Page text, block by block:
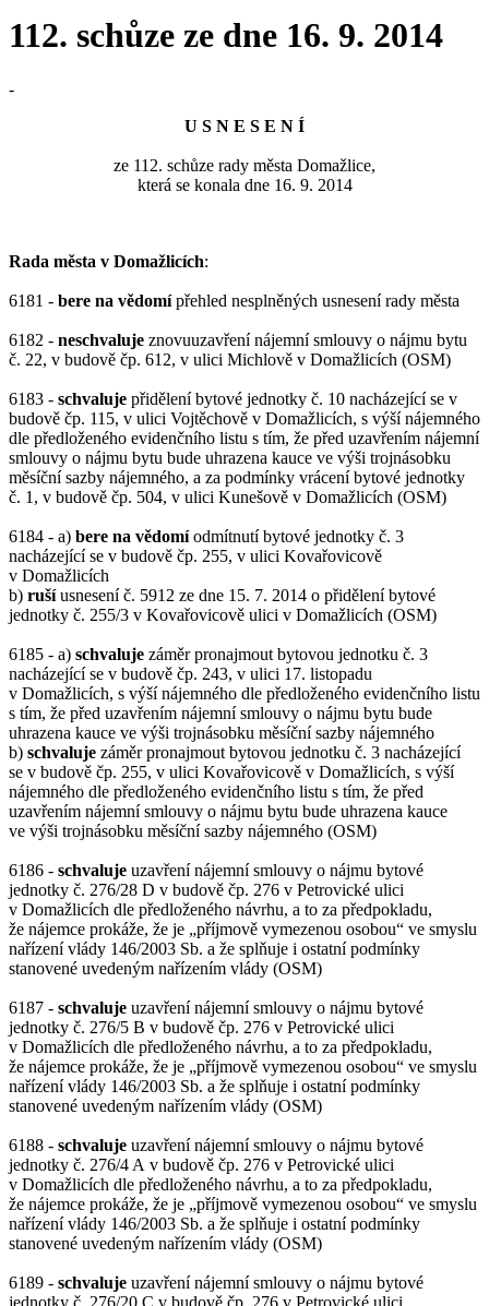
112. schůze ze dne 16. 9. 2014
-
U S N E S E N Í
ze 112. schůze rady města Domažlice,
která se konala dne 16. 9. 2014
Rada města v Domažlicích:
6181 - bere na vědomípřehled nesplněných usnesení rady města
6182 - neschvaluje znovuuzavření nájemní smlouvy o nájmu bytu
č. 22, v budově čp. 612, v ulici Michlově v Domažlicích (OSM)
6183 - schvaluje přidělení bytové jednotky č. 10 nacházející se v
budově čp. 115, v ulici Vojtěchově v Domažlicích, s výší nájemného
dle předloženého evidenčního listu s tím, že před uzavřením nájemní
smlouvy o nájmu bytu bude uhrazena kauce ve výši trojnásobku
měsíční sazby nájemného, a za podmínky vrácení bytové jednotky
č. 1, v budově čp. 504, v ulici Kunešově v Domažlicích (OSM)
6184 - a) bere na vědomíodmítnutí bytové jednotky č. 3
nacházející se v budově čp. 255, v ulici Kovařovicově
v Domažlicích
b) rušíusnesení č. 5912 ze dne 15. 7. 2014 o přidělení bytové
jednotky č. 255/3 v Kovařovicově ulici v Domažlicích (OSM)
6185 - a) schvaluje záměr pronajmout bytovou jednotku č. 3
nacházející se v budově čp. 243, v ulici 17. listopadu
v Domažlicích, s výší nájemného dle předloženého evidenčního listu
s tím, že před uzavřením nájemní smlouvy o nájmu bytu bude
uhrazena kauce ve výši trojnásobku měsíční sazby nájemného
b) schvaluje záměr pronajmout bytovou jednotku č. 3 nacházející
se v budově čp. 255, v ulici Kovařovicově v Domažlicích, s výší
nájemného dle předloženého evidenčního listu s tím, že před
uzavřením nájemní smlouvy o nájmu bytu bude uhrazena kauce
ve výši trojnásobku měsíční sazby nájemného (OSM)
6186 - schvaluje uzavření nájemní smlouvy o nájmu bytové
jednotky č. 276/28 D v budově čp. 276 v Petrovické ulici
v Domažlicích dle předloženého návrhu, a to za předpokladu,
že nájemce prokáže, že je „příjmově vymezenou osobou“ ve smyslu
nařízení vlády 146/2003 Sb. a že splňuje i ostatní podmínky
stanovené uvedeným nařízením vlády (OSM)
6187 - schvaluje uzavření nájemní smlouvy o nájmu bytové
jednotky č. 276/5 B v budově čp. 276 v Petrovické ulici
v Domažlicích dle předloženého návrhu, a to za předpokladu,
že nájemce prokáže, že je „příjmově vymezenou osobou“ ve smyslu
nařízení vlády 146/2003 Sb. a že splňuje i ostatní podmínky
stanovené uvedeným nařízením vlády (OSM)
6188 - schvaluje uzavření nájemní smlouvy o nájmu bytové
jednotky č. 276/4 A v budově čp. 276 v Petrovické ulici
v Domažlicích dle předloženého návrhu, a to za předpokladu,
že nájemce prokáže, že je „příjmově vymezenou osobou“ ve smyslu
nařízení vlády 146/2003 Sb. a že splňuje i ostatní podmínky
stanovené uvedeným nařízením vlády (OSM)
6189 - schvaluje uzavření nájemní smlouvy o nájmu bytové
jednotky č. 276/20 C v budově čp. 276 v Petrovické ulici